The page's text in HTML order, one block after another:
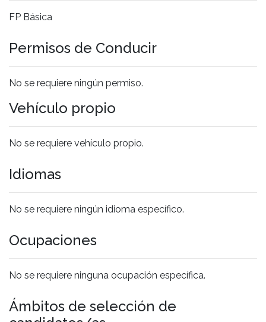
FP Básica
Permisos de Conducir
No se requiere ningún permiso.
Vehículo propio
No se requiere vehículo propio.
Idiomas
No se requiere ningún idioma específico.
Ocupaciones
No se requiere ninguna ocupación específica.
Ámbitos de selección de